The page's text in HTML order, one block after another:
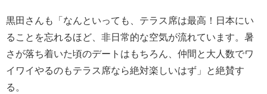
黒田さんも「なんといっても、テラス席は最高！日本にい
ることを忘れるほど、非日常的な空気が流れています。暑
さが落ち着いた頃のデートはもちろん、仲間と大人数でワ
イワイやるのもテラス席なら絶対楽しいはず」と絶賛す
る。